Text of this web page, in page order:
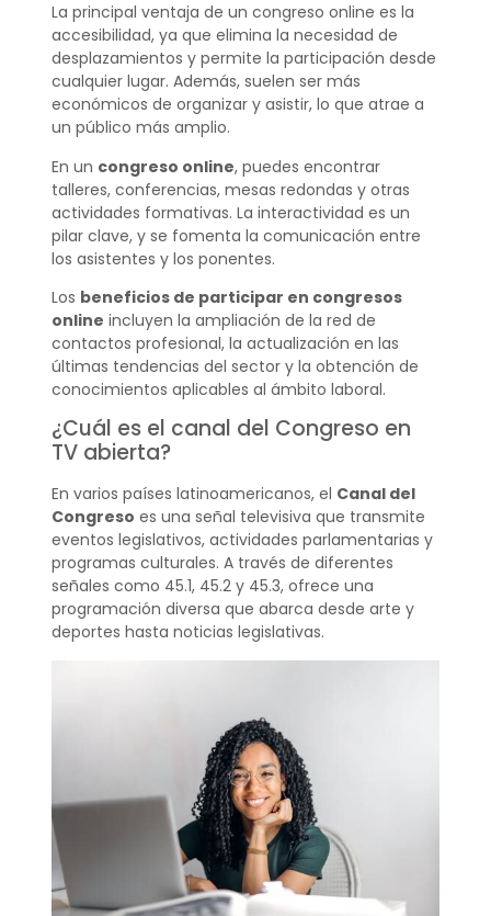
La principal ventaja de un congreso online es la
accesibilidad, ya que elimina la necesidad de
desplazamientos y permite la participación desde
cualquier lugar. Además, suelen ser más
económicos de organizar y asistir, lo que atrae a
un público más amplio.
En un congreso online, puedes encontrar
talleres, conferencias, mesas redondas y otras
actividades formativas. La interactividad es un
pilar clave, y se fomenta la comunicación entre
los asistentes y los ponentes.
Los beneficios de participar en congresos
online incluyen la ampliación de la red de
contactos profesional, la actualización en las
últimas tendencias del sector y la obtención de
conocimientos aplicables al ámbito laboral.
¿Cuál es el canal del Congreso en
TV abierta?
En varios países latinoamericanos, el Canal del
Congreso es una señal televisiva que transmite
eventos legislativos, actividades parlamentarias y
programas culturales. A través de diferentes
señales como 45.1, 45.2 y 45.3, ofrece una
programación diversa que abarca desde arte y
deportes hasta noticias legislativas.